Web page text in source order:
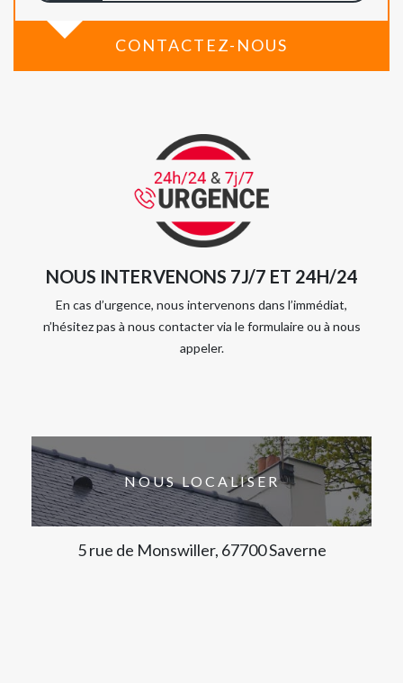
CONTACTEZ-NOUS
NOUS INTERVENONS 7J/7 ET 24H/24
En cas d’urgence, nous intervenons dans l’immédiat,
n’hésitez pas à nous contacter via le formulaire ou à nous
appeler.
NOUS LOCALISER
5 rue de Monswiller, 67700 Saverne